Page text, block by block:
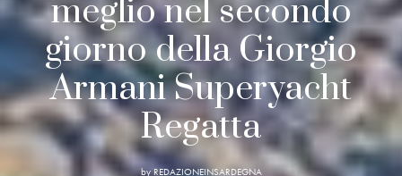
meglio nel secondo
giorno della Giorgio
Armani Superyacht
Regatta
by REDAZIONEINSARDEGNA